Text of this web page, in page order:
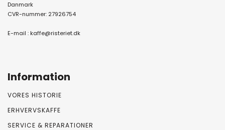
Danmark
CVR-nummer: 27926754
E-mail : kaffe@risteriet.dk
Information
VORES HISTORIE
ERHVERVSKAFFE
SERVICE & REPARATIONER